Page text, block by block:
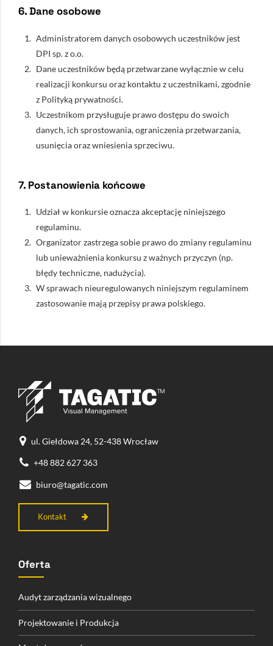
6. Dane osobowe
Administratorem danych osobowych uczestników jest
DPI sp. z o.o.
Dane uczestników będą przetwarzane wyłącznie w celu
realizacji konkursu oraz kontaktu z uczestnikami, zgodnie
z Polityką prywatności.
Uczestnikom przysługuje prawo dostępu do swoich
danych, ich sprostowania, ograniczenia przetwarzania,
usunięcia oraz wniesienia sprzeciwu.
7. Postanowienia końcowe
Udział w konkursie oznacza akceptację niniejszego
regulaminu.
Organizator zastrzega sobie prawo do zmiany regulaminu
lub unieważnienia konkursu z ważnych przyczyn (np.
błędy techniczne, nadużycia).
W sprawach nieuregulowanych niniejszym regulaminem
zastosowanie mają przepisy prawa polskiego.
ul. Giełdowa 24, 52-438 Wrocław
+48 882 627 363
biuro@tagatic.com
Kontakt
Oferta
Audyt zarządzania wizualnego
Projektowanie i Produkcja